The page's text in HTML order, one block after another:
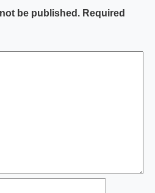
be published. Required